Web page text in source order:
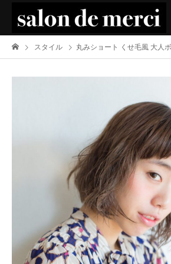
スタイル 丸みショート くせ毛風 大人